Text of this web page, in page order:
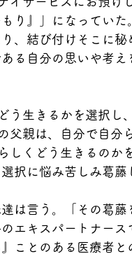
り』」になってい
、結び付けそこに秘
る自分の思いや考
生きるかを選択し
父親は、自分で自分
しくどう生きるのか
択に悩み苦しみ葛
は言う。「その葛藤
エキスパートナー
ことのある医療者